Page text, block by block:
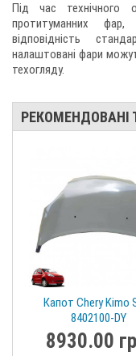
Під час технічного
протитуманних фар,
відповідність
налаштовані фари
техогляду.
РЕКОМЕНДОВАНІ
Капот Chery Kimo
8402100-DY
8930.00